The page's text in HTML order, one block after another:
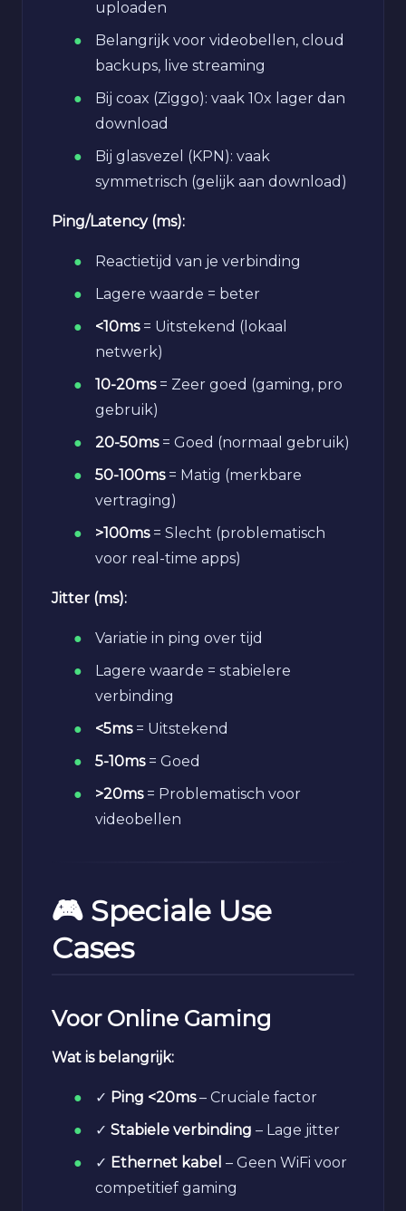
uploaden
Belangrijk voor videobellen, cloud
backups, live streaming
Bij coax (Ziggo): vaak 10x lager dan
download
Bij glasvezel (KPN): vaak
symmetrisch (gelijk aan download)
Ping/Latency (ms):
Reactietijd van je verbinding
Lagere waarde = beter
<10ms= Uitstekend (lokaal
netwerk)
10-20ms= Zeer goed (gaming, pro
gebruik)
20-50ms= Goed (normaal gebruik)
50-100ms= Matig (merkbare
vertraging)
>100ms= Slecht (problematisch
voor real-time apps)
Jitter (ms):
Variatie in ping over tijd
Lagere waarde = stabielere
verbinding
<5ms= Uitstekend
5-10ms= Goed
>20ms= Problematisch voor
videobellen
🎮 Speciale Use
Cases
Voor Online Gaming
Wat is belangrijk:
✓ Ping <20ms– Cruciale factor
✓ Stabiele verbinding – Lage jitter
✓ Ethernet kabel – Geen WiFi voor
competitief gaming